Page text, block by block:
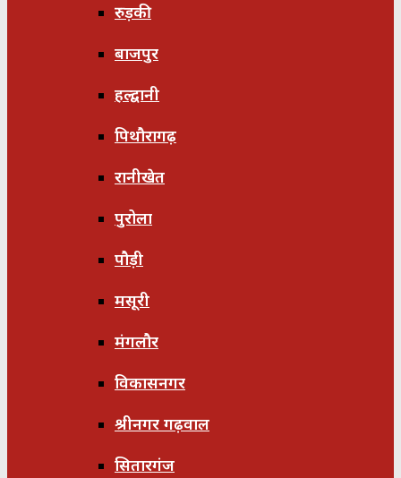
रुड़की
बाजपुर
हल्द्वानी
पिथौरागढ़
रानीखेत
पुरोला
पौड़ी
मसूरी
मंगलौर
विकासनगर
श्रीनगर गढ़वाल
सितारगंज